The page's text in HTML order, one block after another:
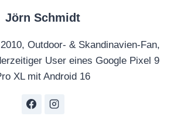
Jörn Schmidt
Outdoor- & Skandinavien-Fan,
User eines Google Pixel 9
XL mit Android 16